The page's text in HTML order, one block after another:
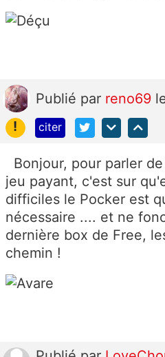
Publié par reno69
!
citer
Bonjour, pour parler
jeu payant, c'est sur
difficiles le Pocker est
nécessaire .... et ne
dernière box de Free,
chemin !